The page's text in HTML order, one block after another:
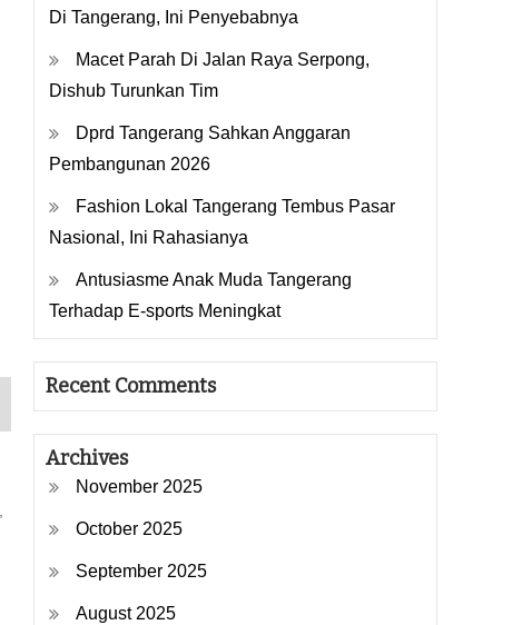
Di Tangerang, Ini Penyebabnya
Macet Parah Di Jalan Raya Serpong,
Dishub Turunkan Tim
Dprd Tangerang Sahkan Anggaran
Pembangunan 2026
Fashion Lokal Tangerang Tembus Pasar
Nasional, Ini Rahasianya
Antusiasme Anak Muda Tangerang
Terhadap E-sports Meningkat
Recent Comments
Archives
November 2025
October 2025
September 2025
August 2025